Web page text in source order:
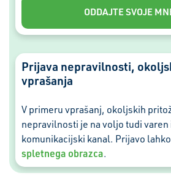
Prijava nepravilnosti,
vprašanja
V primeru vprašanj, okoljskih
nepravilnosti je na voljo tudi varen
komunikacijski kanal. Prijavo
spletnega obrazca.